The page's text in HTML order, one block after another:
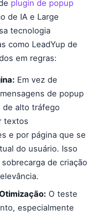
plugin de popup
de IA e Large
tecnologia
como LeadYup de
em regras:
Em vez de
de popup
de alto tráfego
textos
e por página que se
do usuário. Isso
de criação
O teste
especialmente